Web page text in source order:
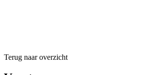
Terug naar overzicht